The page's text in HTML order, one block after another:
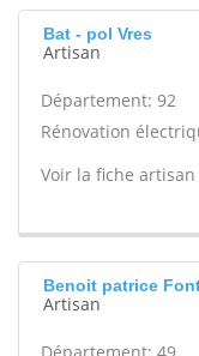
Bat - pol Vres
Artisan
Département: 92
Rénovation
Voir la fiche artisan
Benoit patrice
Artisan